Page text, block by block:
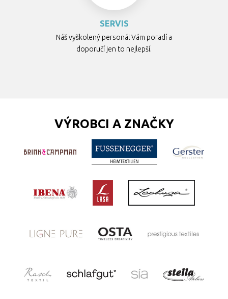
SERVIS
Náš vyškolený personál Vám poradí a
doporučí jen to nejlepší.
VÝROBCI A ZNAČKY